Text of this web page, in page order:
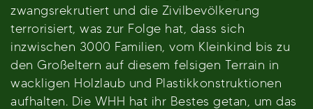
zwangsrekrutiert und die Zivilbevölkerung
terrorisiert, was zur Folge hat, dass sich
inzwischen 3000 Familien, vom Kleinkind bis zu
den Großeltern auf diesem felsigen Terrain in
wackligen Holzlaub und Plastikkonstruktionen
aufhalten. Die WHH hat ihr Bestes getan, um das